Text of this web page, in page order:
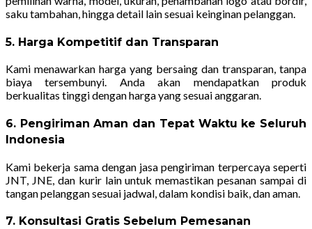
saku tambahan, hingga detail lain sesuai keinginan pelanggan.
5. Harga Kompetitif dan Transparan
Kami menawarkan harga yang bersaing dan transparan, tanpa
biaya tersembunyi. Anda akan mendapatkan produk
berkualitas tinggi dengan harga yang sesuai anggaran.
6. Pengiriman Aman dan Tepat Waktu ke Seluruh
Indonesia
Kami bekerja sama dengan jasa pengiriman terpercaya seperti
JNT, JNE, dan kurir lain untuk memastikan pesanan sampai di
tangan pelanggan sesuai jadwal, dalam kondisi baik, dan aman.
7. Konsultasi Gratis Sebelum Pemesanan